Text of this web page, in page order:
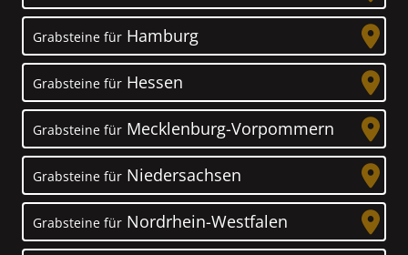
Grabsteine für Hamburg
Grabsteine für Hessen
Grabsteine für Mecklenburg-Vorpommern
Grabsteine für Niedersachsen
Grabsteine für Nordrhein-Westfalen